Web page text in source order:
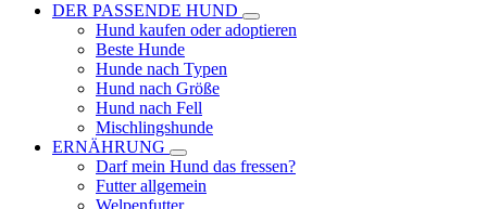
DER PASSENDE HUND
Hund kaufen oder adoptieren
Beste Hunde
Hunde nach Typen
Hund nach Größe
Hund nach Fell
Mischlingshunde
ERNÄHRUNG
Darf mein Hund das fressen?
Futter allgemein
Welpenfutter